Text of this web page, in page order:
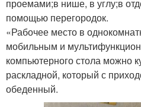
проемами;в нише, в углу;в
помощью перегородок.
«Рабочее место в
мобильным и
компьютерного стола можно
раскладной, который с
обеденный.